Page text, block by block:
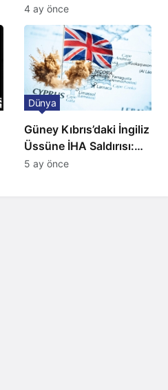
ve BBC Player yayında
4 ay önce
Güney Kıbrıs’daki İngiliz
Üssüne İHA Saldırısı:
Patlama, Sirenler ve
Dünya
5 ay önce